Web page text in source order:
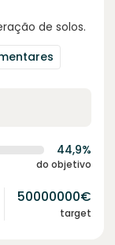
de solos.
44,9%
do objetivo
50000000€
target